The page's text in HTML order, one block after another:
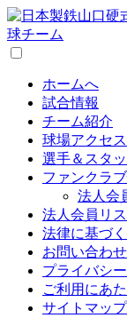
ホームへ
試合情報
チーム紹介
球場アクセス
選手＆スタ
ファンクラ
法人会
法人会員リス
法律に基づ
お問い合わせ
プライバシ
ご利用にあ
サイトマップ